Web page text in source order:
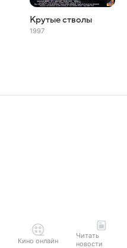
Крутые стволы
1997
Кино онлайн
Читать
новости